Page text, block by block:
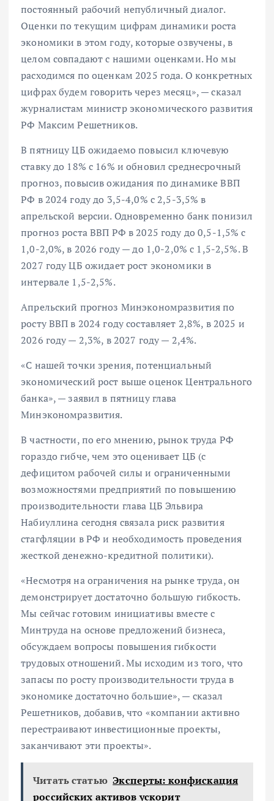
постоянный рабочий непубличный диалог.
Оценки по текущим цифрам динамики роста
экономики в этом году, которые озвучены, в
целом совпадают с нашими оценками. Но мы
расходимся по оценкам 2025 года. О конкретных
цифрах будем говорить через месяц», — сказал
журналистам министр экономического развития
РФ Максим Решетников.
В пятницу ЦБ ожидаемо повысил ключевую
ставку до 18% с 16% и обновил среднесрочный
прогноз, повысив ожидания по динамике ВВП
РФ в 2024 году до 3,5-4,0% с 2,5-3,5% в
апрельской версии. Одновременно банк понизил
прогноз роста ВВП РФ в 2025 году до 0,5-1,5% с
1,0-2,0%, в 2026 году — до 1,0-2,0% с 1,5-2,5%. В
2027 году ЦБ ожидает рост экономики в
интервале 1,5-2,5%.
Апрельский прогноз Минэкономразвития по
росту ВВП в 2024 году составляет 2,8%, в 2025 и
2026 году — 2,3%, в 2027 году — 2,4%.
«С нашей точки зрения, потенциальный
экономический рост выше оценок Центрального
банка», — заявил в пятницу глава
Минэкономразвития.
В частности, по его мнению, рынок труда РФ
гораздо гибче, чем это оценивает ЦБ (с
дефицитом рабочей силы и ограниченными
возможностями предприятий по повышению
производительности глава ЦБ Эльвира
Набиуллина сегодня связала риск развития
стагфляции в РФ и необходимость проведения
жесткой денежно-кредитной политики).
«Несмотря на ограничения на рынке труда, он
демонстрирует достаточно большую гибкость.
Мы сейчас готовим инициативы вместе с
Минтруда на основе предложений бизнеса,
обсуждаем вопросы повышения гибкости
трудовых отношений. Мы исходим из того, что
запасы по росту производительности труда в
экономике достаточно большие», — сказал
Решетников, добавив, что «компании активно
перестраивают инвестиционные проекты,
заканчивают эти проекты».
Читать статью Эксперты: конфискация
российских активов ускорит